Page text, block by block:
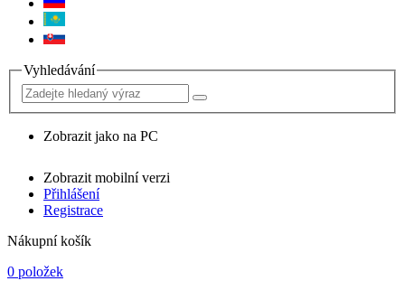
Vyhledávání
Zobrazit jako na PC
Zobrazit mobilní verzi
Přihlášení
Registrace
Nákupní košík
0 položek